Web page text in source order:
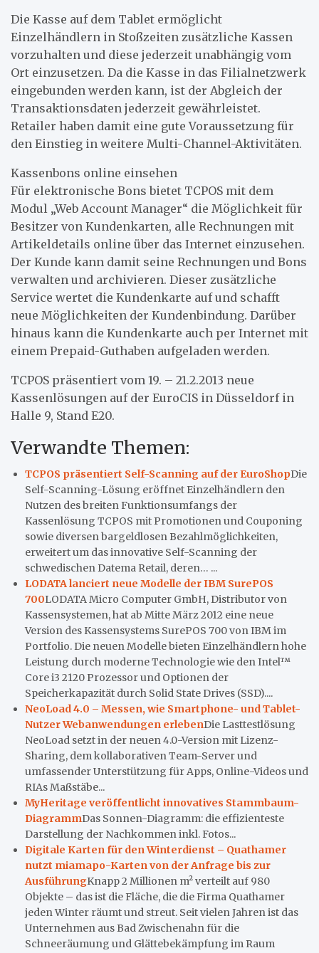
Die Kasse auf dem Tablet ermöglicht
Einzelhändlern in Stoßzeiten zusätzliche Kassen
vorzuhalten und diese jederzeit unabhängig vom
Ort einzusetzen. Da die Kasse in das Filialnetzwerk
eingebunden werden kann, ist der Abgleich der
Transaktionsdaten jederzeit gewährleistet.
Retailer haben damit eine gute Voraussetzung für
den Einstieg in weitere Multi-Channel-Aktivitäten.
Kassenbons online einsehen
Für elektronische Bons bietet TCPOS mit dem
Modul „Web Account Manager“ die Möglichkeit für
Besitzer von Kundenkarten, alle Rechnungen mit
Artikeldetails online über das Internet einzusehen.
Der Kunde kann damit seine Rechnungen und Bons
verwalten und archivieren. Dieser zusätzliche
Service wertet die Kundenkarte auf und schafft
neue Möglichkeiten der Kundenbindung. Darüber
hinaus kann die Kundenkarte auch per Internet mit
einem Prepaid-Guthaben aufgeladen werden.
TCPOS präsentiert vom 19. – 21.2.2013 neue
Kassenlösungen auf der EuroCIS in Düsseldorf in
Halle 9, Stand E20.
Verwandte Themen:
TCPOS präsentiert Self-Scanning auf der EuroShopDie
Self-Scanning-Lösung eröffnet Einzelhändlern den
Nutzen des breiten Funktionsumfangs der
Kassenlösung TCPOS mit Promotionen und Couponing
sowie diversen bargeldlosen Bezahlmöglichkeiten,
erweitert um das innovative Self-Scanning der
schwedischen Datema Retail, deren… ...
LODATA lanciert neue Modelle der IBM SurePOS
700LODATA Micro Computer GmbH, Distributor von
Kassensystemen, hat ab Mitte März 2012 eine neue
Version des Kassensystems SurePOS 700 von IBM im
Portfolio. Die neuen Modelle bieten Einzelhändlern hohe
Leistung durch moderne Technologie wie den Intel™
Core i3 2120 Prozessor und Optionen der
Speicherkapazität durch Solid State Drives (SSD)....
NeoLoad 4.0 – Messen, wie Smartphone- und Tablet-
Nutzer Webanwendungen erlebenDie Lasttestlösung
NeoLoad setzt in der neuen 4.0-Version mit Lizenz-
Sharing, dem kollaborativen Team-Server und
umfassender Unterstützung für Apps, Online-Videos und
RIAs Maßstäbe...
MyHeritage veröffentlicht innovatives Stammbaum-
DiagrammDas Sonnen-Diagramm: die effizienteste
Darstellung der Nachkommen inkl. Fotos...
Digitale Karten für den Winterdienst – Quathamer
nutzt miamapo-Karten von der Anfrage bis zur
AusführungKnapp 2 Millionen m² verteilt auf 980
Objekte – das ist die Fläche, die die Firma Quathamer
jeden Winter räumt und streut. Seit vielen Jahren ist das
Unternehmen aus Bad Zwischenahn für die
Schneeräumung und Glättebekämpfung im Raum